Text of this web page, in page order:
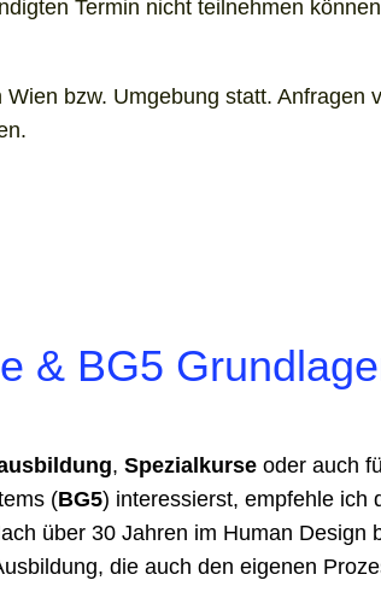
Termin nicht teilnehmen
bzw. Umgebung statt. Anfragen
& BG5
, Spezialkurseoder auch
(BG5) interessierst, empfehle ich
über 30 Jahren im Human Design
die auch den eigenen